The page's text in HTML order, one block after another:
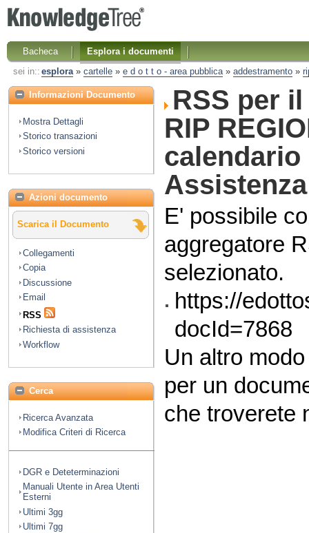
Bacheca
Esplora i documenti
sei in:: esplora» cartelle» e d o t t o - area pubblica» addestramento»
Informazioni Documento
Mostra Dettagli
Storico transazioni
Storico versioni
Azioni documento
Scarica il Documento
Collegamenti
Copia
Discussione
Email
RSS
Richiesta di assistenza
Workflow
Cerca
Ricerca Avanzata
Modifica Criteri di Ricerca
DGR e Deteterminazioni
Manuali Utente in Area Utenti
Esterni
Ultimi 3gg
Ultimi 7gg
RSS per
RIP
E' possibile
aggregatore
selezionato.
https://
docId=7868
Un altro
per un
che troverete